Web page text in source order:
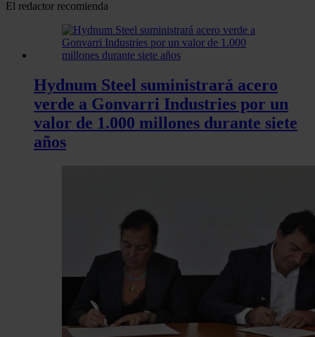
El redactor recomienda
Hydnum Steel suministrará acero
verde a Gonvarri Industries por un
valor de 1.000 millones durante siete
años